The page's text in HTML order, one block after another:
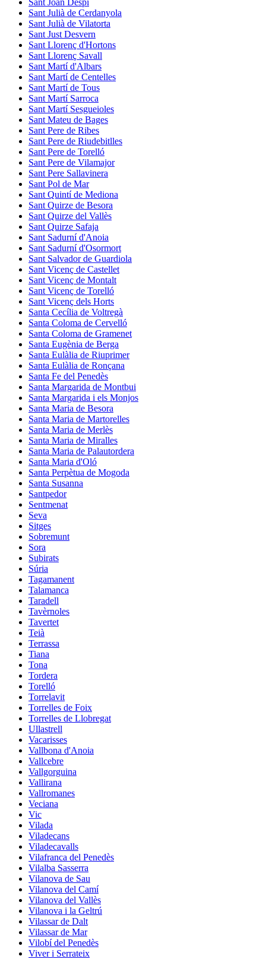
Sant Julià de Cerdanyola
Sant Julià de Vilatorta
Sant Just Desvern
Sant Llorenç d'Hortons
Sant Llorenç Savall
Sant Martí d'Albars
Sant Martí de Centelles
Sant Martí de Tous
Sant Martí Sarroca
Sant Martí Sesgueioles
Sant Mateu de Bages
Sant Pere de Ribes
Sant Pere de Riudebitlles
Sant Pere de Torelló
Sant Pere de Vilamajor
Sant Pere Sallavinera
Sant Pol de Mar
Sant Quintí de Mediona
Sant Quirze de Besora
Sant Quirze del Vallès
Sant Quirze Safaja
Sant Sadurní d'Anoia
Sant Sadurní d'Osormort
Sant Salvador de Guardiola
Sant Vicenç de Castellet
Sant Vicenç de Montalt
Sant Vicenç de Torelló
Sant Vicenç dels Horts
Santa Cecília de Voltregà
Santa Coloma de Cervelló
Santa Coloma de Gramenet
Santa Eugènia de Berga
Santa Eulàlia de Riuprimer
Santa Eulàlia de Ronçana
Santa Fe del Penedès
Santa Margarida de Montbui
Santa Margarida i els Monjos
Santa Maria de Besora
Santa Maria de Martorelles
Santa Maria de Merlès
Santa Maria de Miralles
Santa Maria de Palautordera
Santa Maria d'Oló
Santa Perpètua de Mogoda
Santa Susanna
Santpedor
Sentmenat
Seva
Sitges
Sobremunt
Sora
Subirats
Súria
Tagamanent
Talamanca
Taradell
Tavèrnoles
Tavertet
Teià
Terrassa
Tiana
Tona
Tordera
Torelló
Torrelavit
Torrelles de Foix
Torrelles de Llobregat
Ullastrell
Vacarisses
Vallbona d'Anoia
Vallcebre
Vallgorguina
Vallirana
Vallromanes
Veciana
Vic
Vilada
Viladecans
Viladecavalls
Vilafranca del Penedès
Vilalba Sasserra
Vilanova de Sau
Vilanova del Camí
Vilanova del Vallès
Vilanova i la Geltrú
Vilassar de Dalt
Vilassar de Mar
Vilobí del Penedès
Viver i Serrateix